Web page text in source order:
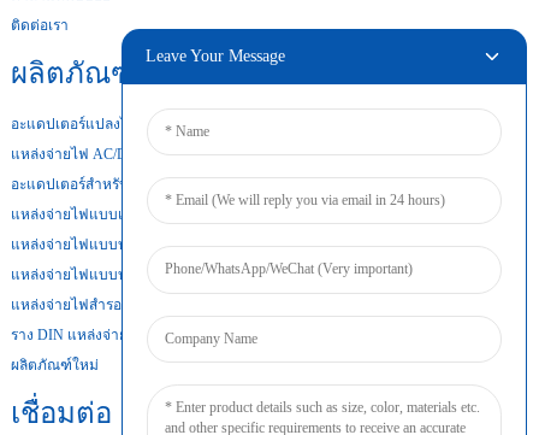
ติดต่อเรา
ผลิตภัณฑ์ของเรา
อะแดปเตอร์แปลงไฟสำหรับเดสก์ท็อป
แหล่งจ่ายไฟ AC/DC
อะแดปเตอร์สำหรับติดตั้งบนผนัง
แหล่งจ่ายไฟแบบเปิดเฟรม
แหล่งจ่ายไฟแบบบางพิเศษ
แหล่งจ่ายไฟแบบบาง
แหล่งจ่ายไฟสำรองแบตเตอรี่
ราง DIN แหล่งจ่ายไฟ
ผลิตภัณฑ์ใหม่
เชื่อมต่อ
Leave Your Message